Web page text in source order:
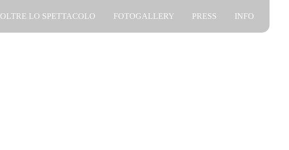
OLTRE LO SPETTACOLO FOTOGALLERY PRESS INFO